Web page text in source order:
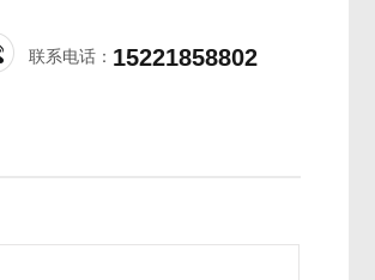
联系电话： 15221858802